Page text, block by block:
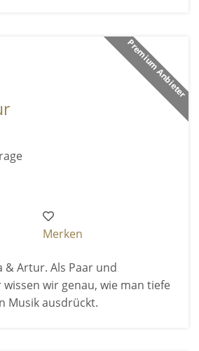
Premium Anbieter
Merken
& Artur. Als Paar und
wir genau, wie man tiefe
Musik ausdrückt.